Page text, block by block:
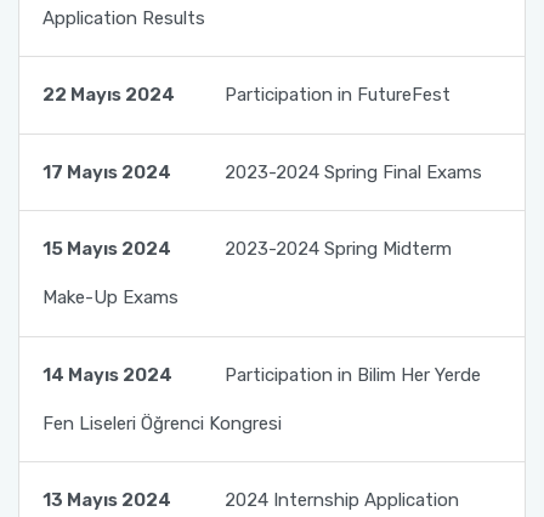
Application Results
22 Mayıs 2024 Participation in FutureFest
17 Mayıs 2024 2023-2024 Spring Final Exams
15 Mayıs 2024 2023-2024 Spring Midterm
Make-Up Exams
14 Mayıs 2024 Participation in Bilim Her Yerde
Fen Liseleri Öğrenci Kongresi
13 Mayıs 2024 2024 Internship Application